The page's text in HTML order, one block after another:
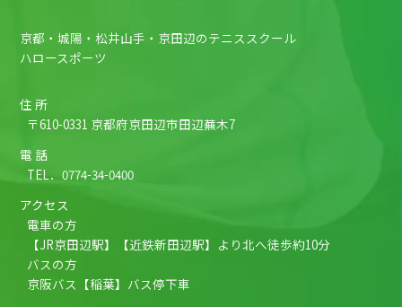
京都・城陽・松井山手・京田辺のテニススクール
ハロースポーツ
住 所
〒610-0331 京都府京田辺市田辺蕪木7
電 話
TEL．0774-34-0400
アクセス
電車の方
【JR京田辺駅】【近鉄新田辺駅】より北へ徒歩約10分
バスの方
京阪バス【稲葉】バス停下車